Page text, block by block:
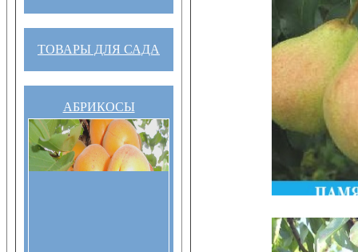
ТОВАРЫ ДЛЯ САДА
АБРИКОСЫ